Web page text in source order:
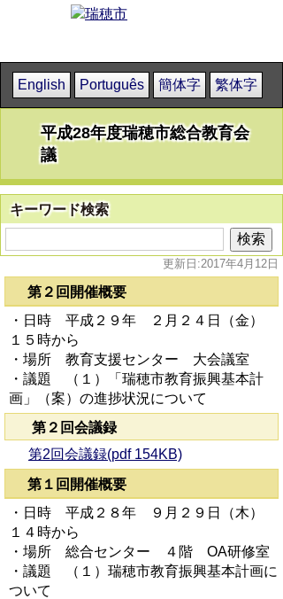
English Português 簡体字 繁体字
平成28年度瑞穂市総合教育会
議
キーワード検索
更新日:2017年4月12日
第２回開催概要
・日時 平成２９年 ２月２４日（金）
１５時から
・場所 教育支援センター 大会議室
・議題 （１）「瑞穂市教育振興基本計
画」（案）の進捗状況について
第２回会議録
第2回会議録(pdf 154KB)
第１回開催概要
・日時 平成２８年 ９月２９日（木）
１４時から
・場所 総合センター ４階 OA研修室
・議題 （１）瑞穂市教育振興基本計画に
ついて